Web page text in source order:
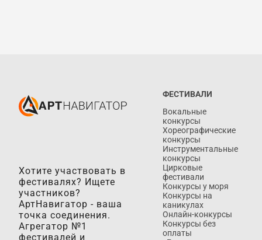
Хотите участвовать в
фестивалях? Ищете
участников?
АртНавигатор - ваша
точка соединения.
Агрегатор №1
фестивалей и
ФЕСТИВАЛИ
Вокальные
конкурсы
Хореографические
конкурсы
Инструментальные
конкурсы
Цирковые
фестивали
Конкурсы у моря
Конкурсы на
каникулах
Онлайн-конкурсы
Конкурсы без
оплаты